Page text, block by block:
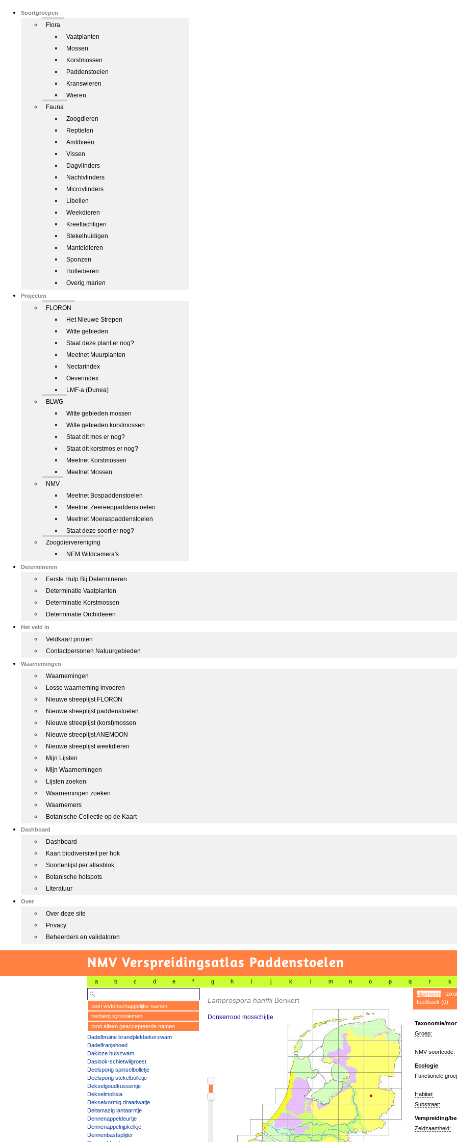
Soortgroepen
Flora
Vaatplanten
Mossen
Korstmossen
Paddenstoelen
Kranswieren
Wieren
Fauna
Zoogdieren
Reptielen
Amfibieën
Vissen
Dagvlinders
Nachtvlinders
Microvlinders
Libellen
Weekdieren
Kreeftachtigen
Stekelhuidigen
Manteldieren
Sponzen
Holtedieren
Overig marien
Projecten
FLORON
Het Nieuwe Strepen
Witte gebieden
Staat deze plant er nog?
Meetnet Muurplanten
Nectarindex
Oeverindex
LMF-a (Dunea)
BLWG
Witte gebieden mossen
Witte gebieden korstmossen
Staat dit mos er nog?
Staat dit korstmos er nog?
Meetnet Korstmossen
Meetnet Mossen
NMV
Meetnet Bospaddenstoelen
Meetnet Zeereeppaddenstoelen
Meetnet Moeraspaddenstoelen
Staat deze soort er nog?
Zoogdiervereniging
NEM Wildcamera's
Determineren
Eerste Hulp Bij Determineren
Determinatie Vaatplanten
Determinatie Korstmossen
Determinatie Orchideeën
Het veld in
Veldkaart printen
Contactpersonen Natuurgebieden
Waarnemingen
Waarnemingen
Losse waarneming invoeren
Nieuwe streeplijst FLORON
Nieuwe streeplijst paddenstoelen
Nieuwe streeplijst (korst)mossen
Nieuwe streeplijst ANEMOON
Nieuwe streeplijst weekdieren
Mijn Lijsten
Mijn Waarnemingen
Lijsten zoeken
Waarnemingen zoeken
Waarnemers
Botanische Collectie op de Kaart
Dashboard
Dashboard
Kaart biodiversiteit per hok
Soortenlijst per atlasblok
Botanische hotspots
Literatuur
Over
Over deze site
Privacy
Beheerders en validatoren
NMV Verspreidingsatlas Paddenstoelen
a b c d e f g h i j k l m n o p q r s
toon wetenschappelijke namen
verberg synoniemen
toon alleen geaccepteerde namen
Dadelbruine brandplekbekerzwam
Dadelfranjehoed
Dakloze huiszwam
Daslook-schietwilgroest
Deelsporig spinselbolletje
Deelsporig stekelbolletje
Dekselgoudkussentje
Dekselmollisia
Dekselvormig draadwatje
Deltamazig lantaarntje
Dennenappeldeurtje
Dennenappelrijpkelkje
Dennenbastsplijter
Lamprospora hanffii Benkert
Donkerrood mosschijfje
algemeen|
feedback (0)
Taxonomie/
Groep:
NMV soortcode:
Ecologie
Functionele
Habitat:
Substraat:
Verspreiding/
Zeldzaamheid: